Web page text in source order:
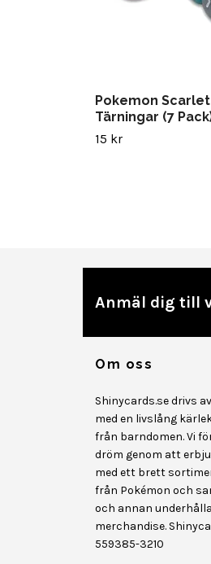
Pokemon
Tärningar (7
15 kr
Anmäl dig till
Om oss
Shinycards.se drivs
med en livslång
från barndomen. Vi
dröm genom att
med ett brett
från Pokémon och
och annan
merchandise.
559385-3210